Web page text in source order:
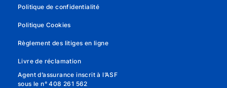
Politique de confidentialité
Politique Cookies
Règlement des litiges en ligne
Livre de réclamation
Agent d’assurance inscrit à l’ASF
sous le n° 408 261 562